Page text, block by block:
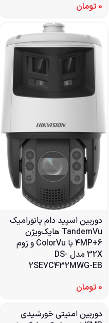
0 تومان
دوربین اسپید دام پانورامیک
TandemVu هایک‌ویژن
6+4MP با ColorVu و زوم
32X مدل DS-
2SE7C432MWG-EB
0 تومان
دوربین امنیتی خورشیدی